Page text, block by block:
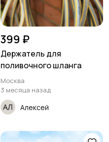
399 ₽
Держатель для
поливочного шланга
Москва
3 месяца назад
Алексей